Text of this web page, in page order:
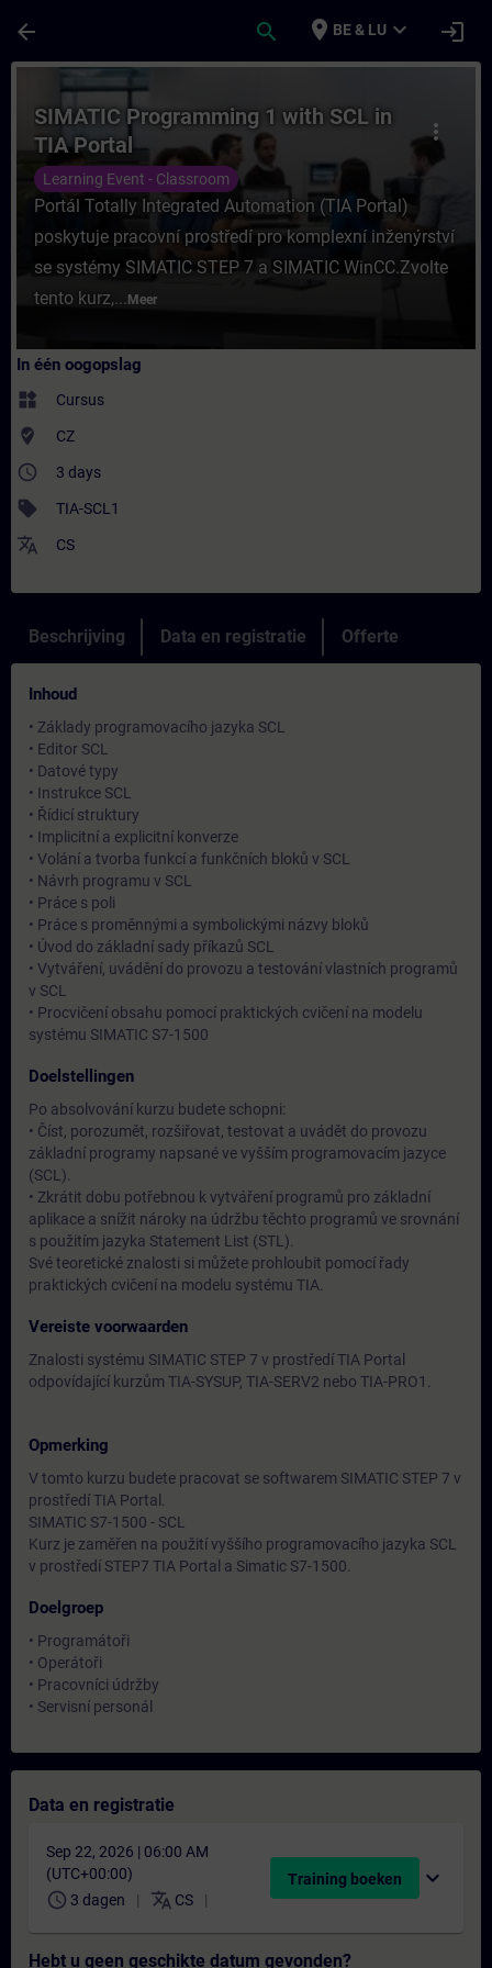
arrow_back search place BE & LU expand_more login
Cursus - SIMATIC Programming 1 with
more_vert
SIMATIC Programming 1 with SCL in
TIA Portal
Learning Event - Classroom
Portál Totally Integrated Automation (TIA Portal)
poskytuje pracovní prostředí pro komplexní inženýrství
se systémy SIMATIC STEP 7 a SIMATIC WinCC.Zvolte
tento kurz,... Meer
In één oogopslag
widgets Cursus
where_to_vote CZ
access_time 3 days
sell TIA-SCL1
translate CS
Beschrijving Data en registratie Offerte
Inhoud
• Základy programovacího jazyka SCL
• Editor SCL
• Datové typy
• Instrukce SCL
• Řídicí struktury
• Implicitní a explicitní konverze
• Volání a tvorba funkcí a funkčních bloků v SCL
• Návrh programu v SCL
• Práce s poli
• Práce s proměnnými a symbolickými názvy bloků
• Úvod do základní sady příkazů SCL
• Vytváření, uvádění do provozu a testování vlastních programů
v SCL
• Procvičení obsahu pomocí praktických cvičení na modelu
systému SIMATIC S7-1500
Doelstellingen
Po absolvování kurzu budete schopni:
• Číst, porozumět, rozšiřovat, testovat a uvádět do provozu
základní programy napsané ve vyšším programovacím jazyce
(SCL).
• Zkrátit dobu potřebnou k vytváření programů pro základní
aplikace a snížit nároky na údržbu těchto programů ve srovnání
s použitím jazyka Statement List (STL).
Své teoretické znalosti si můžete prohloubit pomocí řady
praktických cvičení na modelu systému TIA.
Vereiste voorwaarden
Znalosti systému SIMATIC STEP 7 v prostředí TIA Portal
odpovídající kurzům TIA-SYSUP, TIA-SERV2 nebo TIA-PRO1.
Opmerking
V tomto kurzu budete pracovat se softwarem SIMATIC STEP 7 v
prostředí TIA Portal.
SIMATIC S7-1500 - SCL
Kurz je zaměřen na použití vyššího programovacího jazyka SCL
v prostředí STEP7 TIA Portal a Simatic S7-1500.
Doelgroep
• Programátoři
• Operátoři
• Pracovníci údržby
• Servisní personál
Data en registratie
Sep 22, 2026 | 06:00 AM
(UTC+00:00)
schedule 3 dagen translate CS
Training boeken expand_more
Hebt u geen geschikte datum gevonden?